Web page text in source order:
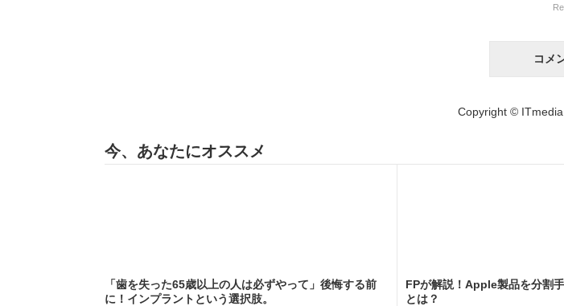
コメ
Copyright © ITmedia
今、あなたにオススメ
「歯を失った65歳以上の人は必ずやって」後悔する前
に！インプラントという選択肢。
FPが解説！Apple製品を分割
とは？